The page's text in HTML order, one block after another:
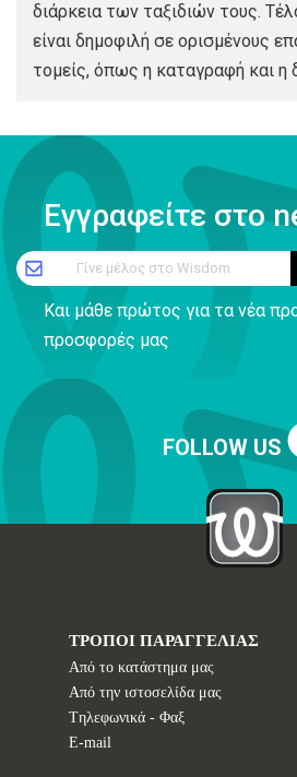
διάρκεια των ταξιδιών τους.
είναι δημοφιλή σε ορισμένους
τομείς, όπως η καταγραφή και η
Εγγραφείτε στο
Γίνε μέλος στο Wisdom
Και μάθε πρώτος για τα νέα
προσφορές μας
FOLLOW US
ΤΡΟΠΟΙ ΠΑΡΑΓΓΕΛΙΑΣ
Από το κατάστημα μας
Από την ιστοσελίδα μας
Tηλεφωνικά - Φαξ
E-mail